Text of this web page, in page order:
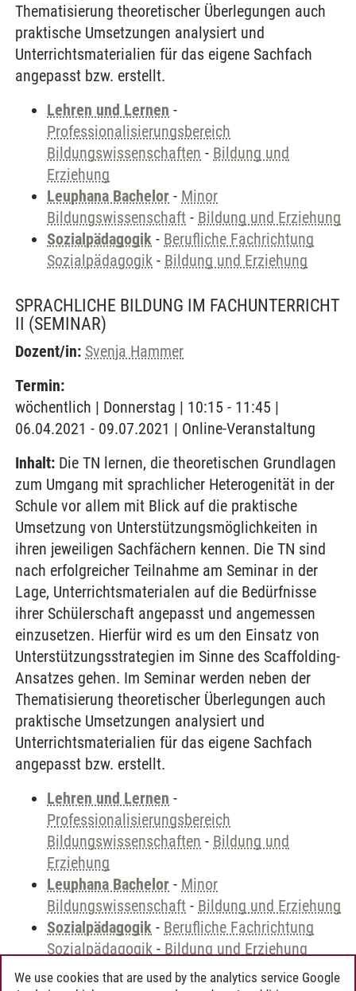
Thematisierung theoretischer Überlegungen auch
praktische Umsetzungen analysiert und
Unterrichtsmaterialien für das eigene Sachfach
angepasst bzw. erstellt.
Lehren und Lernen -
Professionalisierungsbereich
Bildungswissenschaften - Bildung und
Erziehung
Leuphana Bachelor - Minor
Bildungswissenschaft - Bildung und Erziehung
Sozialpädagogik - Berufliche Fachrichtung
Sozialpädagogik - Bildung und Erziehung
SPRACHLICHE BILDUNG IM FACHUNTERRICHT
II (SEMINAR)
Dozent/in: Svenja Hammer
Termin:
wöchentlich | Donnerstag | 10:15 - 11:45 |
06.04.2021 - 09.07.2021 | Online-Veranstaltung
Inhalt: Die TN lernen, die theoretischen Grundlagen
zum Umgang mit sprachlicher Heterogenität in der
Schule vor allem mit Blick auf die praktische
Umsetzung von Unterstützungsmöglichkeiten in
ihren jeweiligen Sachfächern kennen. Die TN sind
nach erfolgreicher Teilnahme am Seminar in der
Lage, Unterrichtsmaterialen auf die Bedürfnisse
ihrer Schülerschaft angepasst und angemessen
einzusetzen. Hierfür wird es um den Einsatz von
Unterstützungsstrategien im Sinne des Scaffolding-
Ansatzes gehen. Im Seminar werden neben der
Thematisierung theoretischer Überlegungen auch
praktische Umsetzungen analysiert und
Unterrichtsmaterialien für das eigene Sachfach
angepasst bzw. erstellt.
Lehren und Lernen -
Professionalisierungsbereich
Bildungswissenschaften - Bildung und
Erziehung
Leuphana Bachelor - Minor
Bildungswissenschaft - Bildung und Erziehung
Sozialpädagogik - Berufliche Fachrichtung
Sozialpädagogik - Bildung und Erziehung
We use cookies that are used by the analytics service Google